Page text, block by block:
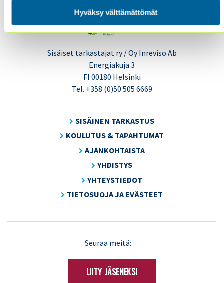
Hyväksy välttämättömät
Sisäiset tarkastajat ry / Oy Inreviso Ab
Energiakuja 3
FI 00180 Helsinki
Tel. +358 (0)50 505 6669
SISÄINEN TARKASTUS
KOULUTUS & TAPAHTUMAT
AJANKOHTAISTA
YHDISTYS
YHTEYSTIEDOT
TIETOSUOJA JA EVÄSTEET
Seuraa meitä:
LIITY JÄSENEKSI